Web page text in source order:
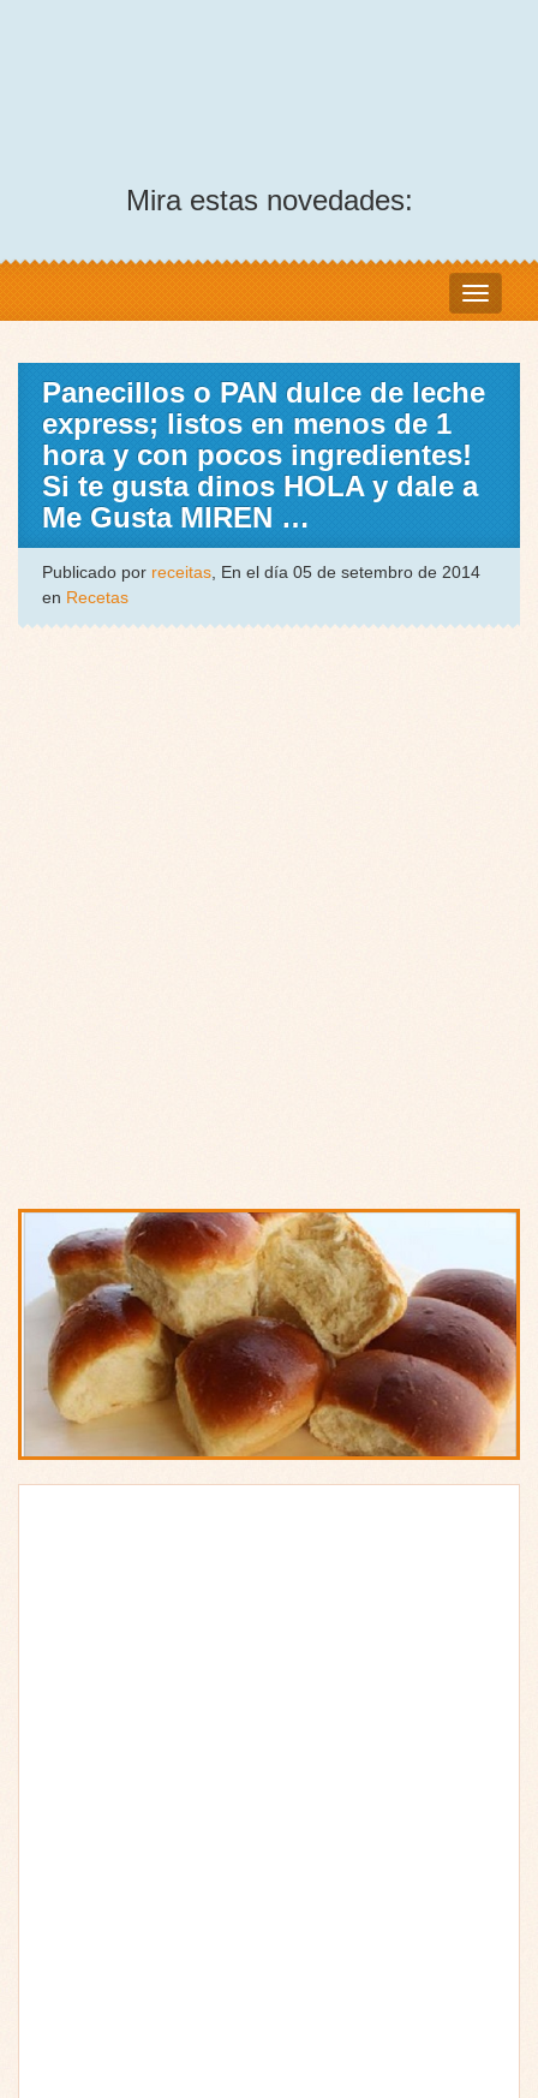
Mira estas novedades:
Panecillos o PAN dulce de leche
express; listos en menos de 1
hora y con pocos ingredientes!
Si te gusta dinos HOLA y dale a
Me Gusta MIREN …
Publicado por receitas, En el día 05 de setembro de 2014
en Recetas